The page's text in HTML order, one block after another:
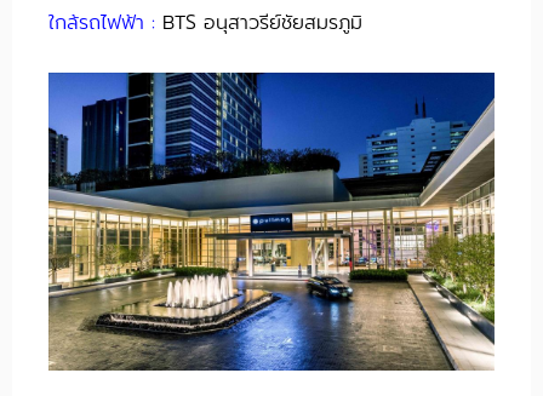
ใกล้รถไฟฟ้า : BTS อนุสาวรีย์ชัยสมรภูมิ